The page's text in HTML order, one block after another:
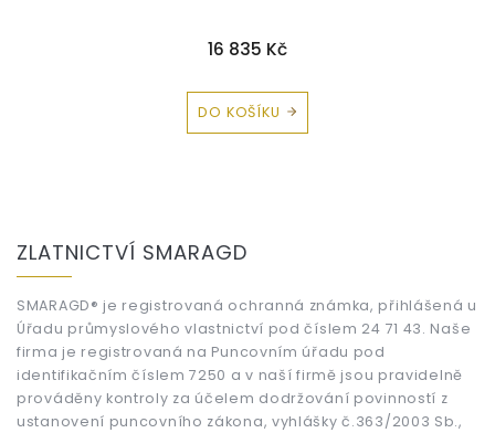
16 835 Kč
DO KOŠÍKU
ZLATNICTVÍ SMARAGD
SMARAGD® je registrovaná ochranná známka, přihlášená u
Úřadu průmyslového vlastnictví pod číslem 24 71 43. Naše
firma je registrovaná na Puncovním úřadu pod
identifikačním číslem 7250 a v naší firmě jsou pravidelně
prováděny kontroly za účelem dodržování povinností z
ustanovení puncovního zákona, vyhlášky č.363/2003 Sb.,